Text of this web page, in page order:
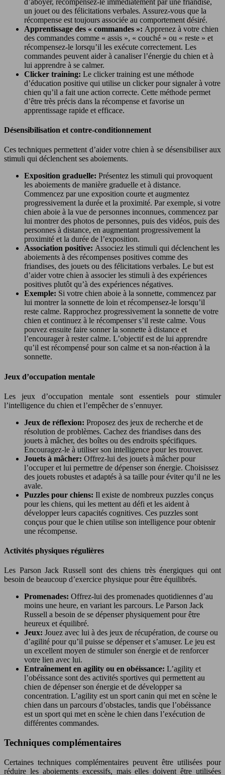
un jouet ou des félicitations verbales. Assurez-vous que la
récompense est toujours associée au comportement désiré.
Apprentissage des « commandes »: Apprenez à votre chien
des commandes comme « assis », « couché » ou « reste » et
récompensez-le lorsqu’il les exécute correctement. Les
commandes peuvent aider à canaliser l’énergie du chien et à
lui apprendre à se calmer.
Clicker training: Le clicker training est une méthode
d’éducation positive qui utilise un clicker pour signaler à votre
chien qu’il a fait une action correcte. Cette méthode permet
d’être très précis dans la récompense et favorise un
apprentissage rapide et efficace.
Désensibilisation et contre-conditionnement
Ces techniques permettent d’aider votre chien à se désensibiliser aux
stimuli qui déclenchent ses aboiements.
Exposition graduelle: Présentez les stimuli qui provoquent
les aboiements de manière graduelle et à distance.
Commencez par une exposition courte et augmentez
progressivement la durée et la proximité. Par exemple, si votre
chien aboie à la vue de personnes inconnues, commencez par
lui montrer des photos de personnes, puis des vidéos, puis des
personnes à distance, en augmentant progressivement la
proximité et la durée de l’exposition.
Association positive: Associez les stimuli qui déclenchent les
aboiements à des récompenses positives comme des
friandises, des jouets ou des félicitations verbales. Le but est
d’aider votre chien à associer les stimuli à des expériences
positives plutôt qu’à des expériences négatives.
Exemple: Si votre chien aboie à la sonnette, commencez par
lui montrer la sonnette de loin et récompensez-le lorsqu’il
reste calme. Rapprochez progressivement la sonnette de votre
chien et continuez à le récompenser s’il reste calme. Vous
pouvez ensuite faire sonner la sonnette à distance et
l’encourager à rester calme. L’objectif est de lui apprendre
qu’il est récompensé pour son calme et sa non-réaction à la
sonnette.
Jeux d’occupation mentale
Les jeux d’occupation mentale sont essentiels pour stimuler
l’intelligence du chien et l’empêcher de s’ennuyer.
Jeux de réflexion: Proposez des jeux de recherche et de
résolution de problèmes. Cachez des friandises dans des
jouets à mâcher, des boîtes ou des endroits spécifiques.
Encouragez-le à utiliser son intelligence pour les trouver.
Jouets à mâcher: Offrez-lui des jouets à mâcher pour
l’occuper et lui permettre de dépenser son énergie. Choisissez
des jouets robustes et adaptés à sa taille pour éviter qu’il ne les
avale.
Puzzles pour chiens: Il existe de nombreux puzzles conçus
pour les chiens, qui les mettent au défi et les aident à
développer leurs capacités cognitives. Ces puzzles sont
conçus pour que le chien utilise son intelligence pour obtenir
une récompense.
Activités physiques régulières
Les Parson Jack Russell sont des chiens très énergiques qui ont
besoin de beaucoup d’exercice physique pour être équilibrés.
Promenades: Offrez-lui des promenades quotidiennes d’au
moins une heure, en variant les parcours. Le Parson Jack
Russell a besoin de se dépenser physiquement pour être
heureux et équilibré.
Jeux: Jouez avec lui à des jeux de récupération, de course ou
d’agilité pour qu’il puisse se dépenser et s’amuser. Le jeu est
un excellent moyen de stimuler son énergie et de renforcer
votre lien avec lui.
Entraînement en agility ou en obéissance: L’agility et
l’obéissance sont des activités sportives qui permettent au
chien de dépenser son énergie et de développer sa
concentration. L’agility est un sport canin qui met en scène le
chien dans un parcours d’obstacles, tandis que l’obéissance
est un sport qui met en scène le chien dans l’exécution de
différentes commandes.
Techniques complémentaires
Certaines techniques complémentaires peuvent être utilisées pour
réduire les aboiements excessifs, mais elles doivent être utilisées